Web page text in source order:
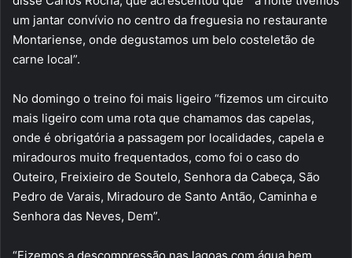
um jantar convívio no centro da freguesia no restaurante
Montariense, onde degustamos um belo costeletão de
carne local”.
No domingo o treino foi mais ligeiro “fizemos um circuito
mais ligeiro com uma rota que chamamos das capelas,
onde é obrigatória a passagem por localidades, capela e
miradouros muito frequentados, como foi o caso do
Outeiro, Freixieiro de Soutelo, Senhora da Cabeça, São
Pedro de Varais, Miradouro de Santo Antão, Caminha e
Senhora das Neves, Dem”.